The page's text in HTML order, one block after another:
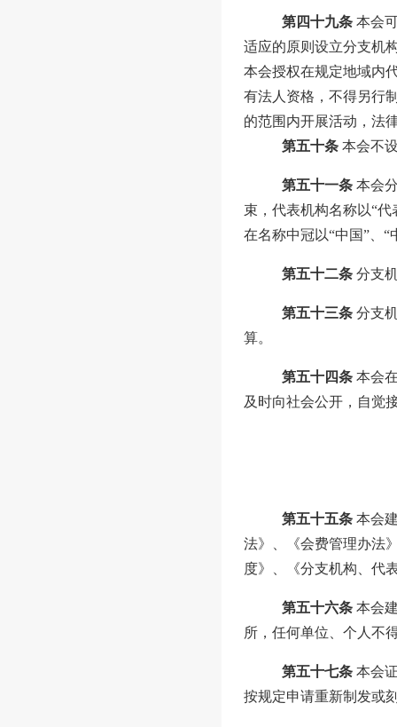
第四十九条 本会
适应的原则设立分支机
本会授权在规定地域内
有法人资格，不得另行
的范围内开展活动，法
第五十条 本会不
第五十一条 本会
束，代表机构名称以“代
在名称中冠以“中国” “
第五十二条 分支
第五十三条 分支
算。
第五十四条 本会
及时向社会公开，自觉
第五十五条 本会
法》、《会费管理办法
度》、《分支机构、代
第五十六条 本会
所，任何单位、个人不
第五十七条 本会
按规定申请重新制发或